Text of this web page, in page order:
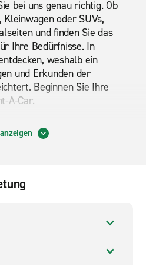
bei uns genau richtig. Ob
oder SUVs,
und finden Sie das
Ihre Bedürfnisse. In
weshalb ein
und Erkunden der
Beginnen Sie Ihre
A-Car.
uns finden Sie genau das
Schauen Sie sich
Mietfahrzeug von Enterprise